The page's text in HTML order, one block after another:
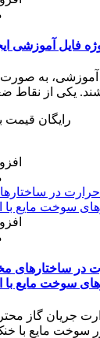
آموزشی، به صورت
رایگان قیمت
در ساختارهای
جریان گاز